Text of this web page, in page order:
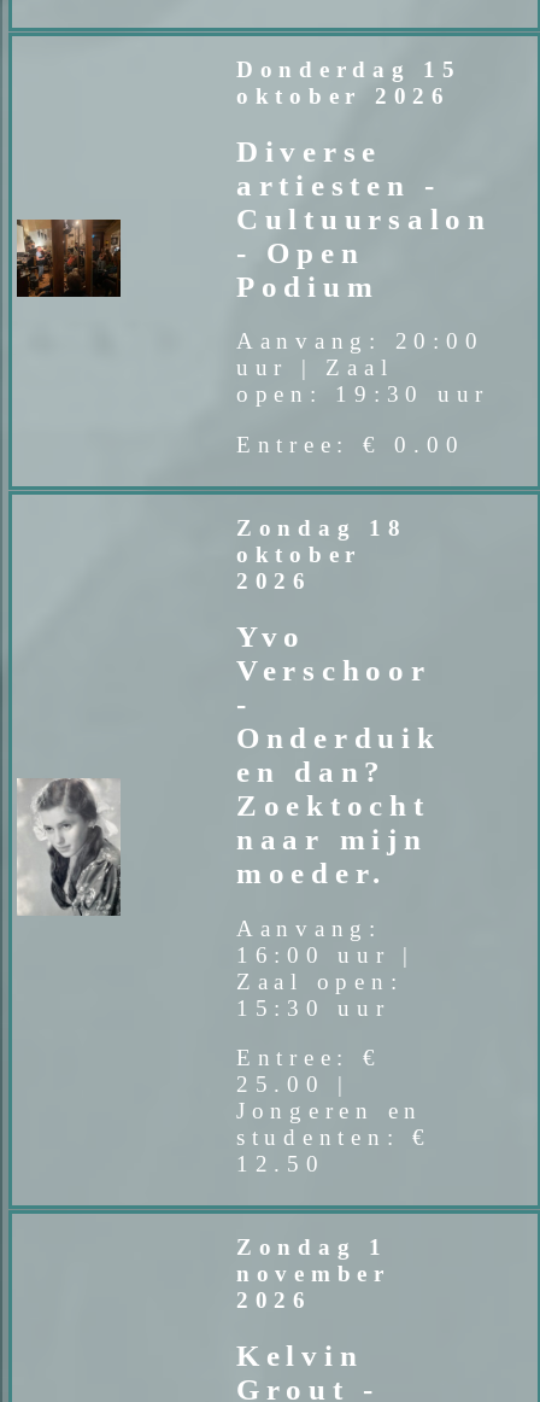
Donderdag 15
oktober 2026
Diverse
artiesten -
Cultuursalon
- Open
Podium
Aanvang: 20:00
uur | Zaal
open: 19:30 uur
Entree: € 0.00
Zondag 18
oktober
2026
Yvo
Verschoor
-
Onderduik
en dan?
Zoektocht
naar mijn
moeder.
Aanvang:
16:00 uur |
Zaal open:
15:30 uur
Entree: €
25.00 |
Jongeren en
studenten: €
12.50
Zondag 1
november
2026
Kelvin
Grout -